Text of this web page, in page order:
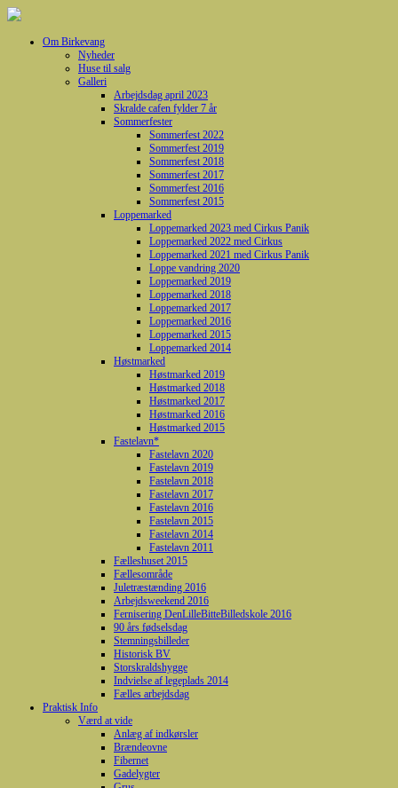
Om Birkevang
Nyheder
Huse til salg
Galleri
Arbejdsdag april 2023
Skralde cafen fylder 7 år
Sommerfester
Sommerfest 2022
Sommerfest 2019
Sommerfest 2018
Sommerfest 2017
Sommerfest 2016
Sommerfest 2015
Loppemarked
Loppemarked 2023 med Cirkus Panik
Loppemarked 2022 med Cirkus
Loppemarked 2021 med Cirkus Panik
Loppe vandring 2020
Loppemarked 2019
Loppemarked 2018
Loppemarked 2017
Loppemarked 2016
Loppemarked 2015
Loppemarked 2014
Høstmarked
Høstmarked 2019
Høstmarked 2018
Høstmarked 2017
Høstmarked 2016
Høstmarked 2015
Fastelavn*
Fastelavn 2020
Fastelavn 2019
Fastelavn 2018
Fastelavn 2017
Fastelavn 2016
Fastelavn 2015
Fastelavn 2014
Fastelavn 2011
Fælleshuset 2015
Fællesområde
Juletræstænding 2016
Arbejdsweekend 2016
Fernisering DenLilleBitteBilledskole 2016
90 års fødselsdag
Stemningsbilleder
Historisk BV
Storskraldshygge
Indvielse af legeplads 2014
Fælles arbejdsdag
Praktisk Info
Værd at vide
Anlæg af indkørsler
Brændeovne
Fibernet
Gadelygter